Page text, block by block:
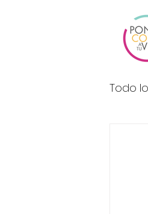
Todo